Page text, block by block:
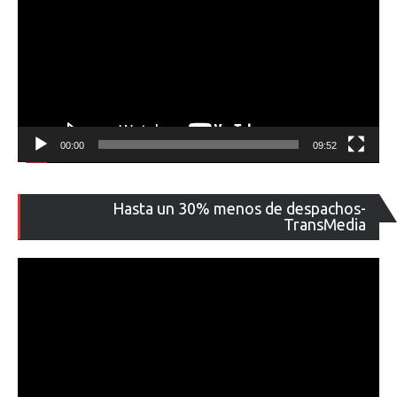
00:00 09:52
Hasta un 30% menos de despachos-
TransMedia
de